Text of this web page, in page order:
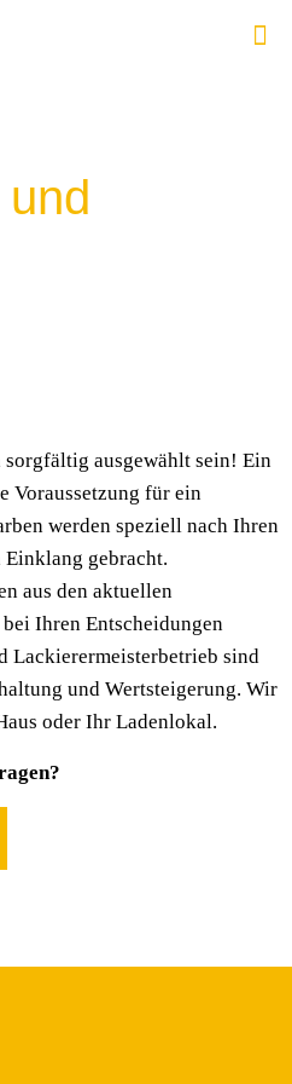
sorgfältig ausgewählt sein! Ein
Voraussetzung für ein
werden speziell nach Ihren
gebracht.
aus den aktuellen
Ihren Entscheidungen
Lackierermeisterbetrieb sind
und Wertsteigerung. Wir
oder Ihr Ladenlokal.